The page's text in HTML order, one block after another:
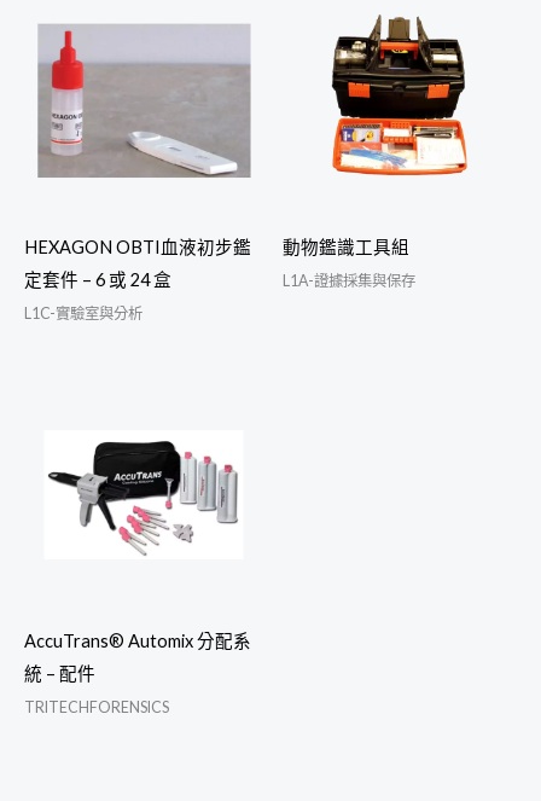
HEXAGON OBTI血液初步鑑
定套件 – 6 或 24 盒
L1C-實驗室與分析
動物鑑識工具組
L1A-證據採集與保存
AccuTrans® Automix 分配系
統 – 配件
TRITECHFORENSICS